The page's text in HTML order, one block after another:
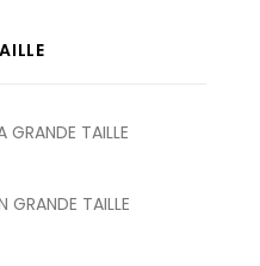
GRANDE TAILLE
GRANDE TAILLE